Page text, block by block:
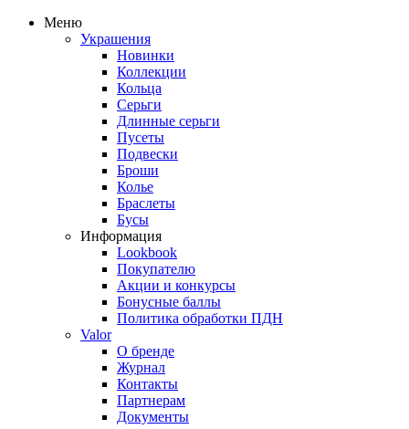
Меню
Украшения
Новинки
Коллекции
Кольца
Серьги
Длинные серьги
Пусеты
Подвески
Броши
Колье
Браслеты
Бусы
Информация
Lookbook
Покупателю
Акции и конкурсы
Бонусные баллы
Политика обработки ПДН
Valor
О бренде
Журнал
Контакты
Партнерам
Документы